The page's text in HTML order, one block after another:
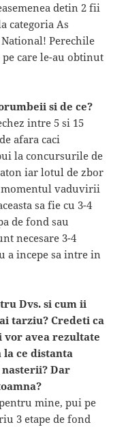
detin 2 fii
categoria As
Perechile
care le-au obtinut
si de ce?
intre 5 si 15
afara caci
la concursurile de
iar lotul de zbor
momentul vaduvirii
sa fie cu 3-4
de fond sau
necesare 3-4
a incepe sa intre in
Dvs. si cum ii
tarziu? Credeti ca
avea rezultate
la ce distanta
Dar
mine, pui pe
3 etape de fond